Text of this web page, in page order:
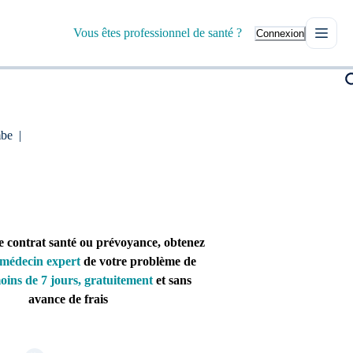
Vous êtes professionnel de santé ? Connexion
|
contrat santé ou prévoyance, obtenez
médecin expertde votre problème de
de 7 jours, gratuitement et sans
avance de frais